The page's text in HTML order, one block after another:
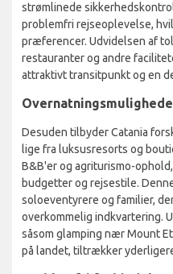
strømlinede
problemfri rejseoplevelse,
præferencer. Udvidelsen af
restauranter og andre
attraktivt transitpunkt og en
Desuden tilbyder Catania
lige fra luksusresorts og
B&B'er og agriturismo-
budgetter og rejsestile.
soloeventyrere og familier,
overkommelig indkvartering.
såsom glamping nær Mount
på landet, tiltrækker